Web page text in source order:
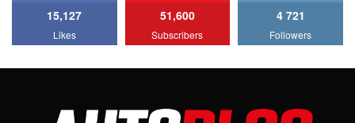
AutoBlog.MD
15:08
15,127
Likes
51,600
Subscribers
4 721
Followers